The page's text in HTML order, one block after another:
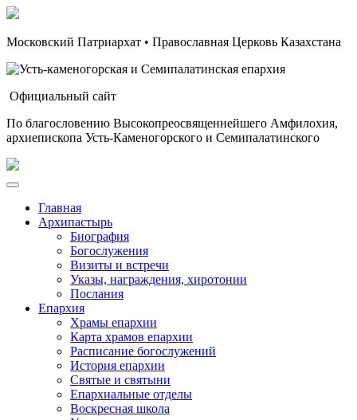
Московский Патриархат • Православная Церковь Казахстана
Официальный сайт
По благословению Высокопреосвященнейшего Амфилохия,
архиепископа Усть-Каменогорского и Семипалатинского
Главная
Архипастырь
Биография
Богослужения
Визиты и встречи
Указы, награждения, хиротонии
Послания
Епархия
Храмы епархии
Карта храмов епархии
Расписание богослужений
История епархии
Святые и святыни
Епархиальные отделы
Воскресная школа